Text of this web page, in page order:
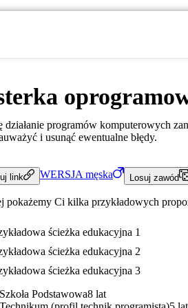
działanie programów komputerowych
i usunąć ewentualne błędy.
link WERSJA męska Losuj zawód
pokażemy Ci kilka przykładowych
ścieżka edukacyjna 1
ścieżka edukacyjna 2
ścieżka edukacyjna 3
Szkoła Podstawowa8 lat